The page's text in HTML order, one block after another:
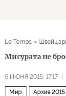
Le Temps
Мисурата не
6 ИЮНЯ 2015, 17:17
Мир Архив 2015